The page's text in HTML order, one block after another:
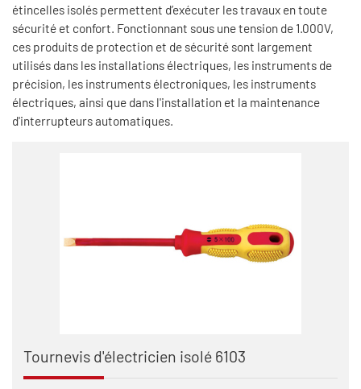
étincelles isolés permettent d’exécuter les travaux en toute
sécurité et confort. Fonctionnant sous une tension de 1.000V,
ces produits de protection et de sécurité sont largement
utilisés dans les installations électriques, les instruments de
précision, les instruments électroniques, les instruments
électriques, ainsi que dans l'installation et la maintenance
d'interrupteurs automatiques.
Tournevis d'électricien isolé 6103